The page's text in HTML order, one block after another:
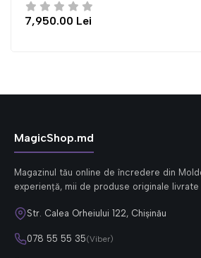
MagicShop.md
Magazinul tău online de încredere din
experiență, mii de produse originale
Str. Calea Orheiului 122, Chișinău
078 55 55 35(Viber)